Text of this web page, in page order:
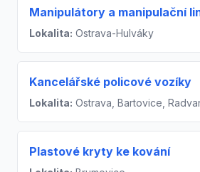
Manipulátory a manipulační
Lokalita: Ostrava-Hulváky
Kancelářské policové vozíky
Lokalita: Ostrava, Bartovice,
Plastové kryty ke kování